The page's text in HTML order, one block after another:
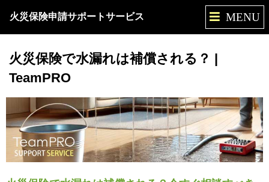
火災保険申請サポートサービス MENU
火災保険で水漏れは補償される？ |
TeamPRO